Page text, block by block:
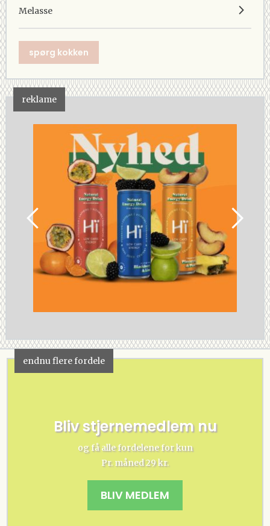
Melasse
spørg kokken
reklame
endnu flere fordele
Bliv stjernemedlem nu
og få alle fordelene for kun
Pr. måned 29 kr.
BLIV MEDLEM